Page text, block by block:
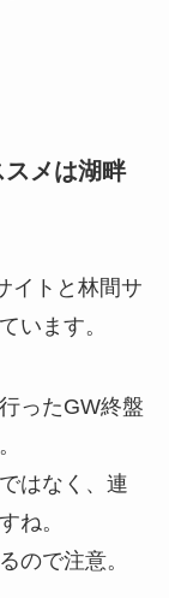
メは湖畔
イトと林間サ
います。
ったGW終盤
はなく、連
ね。
ので注意。